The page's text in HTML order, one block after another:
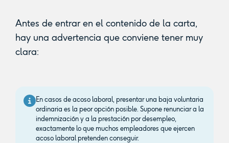
Antes de entrar en el contenido de la carta,
hay una advertencia que conviene tener muy
clara:
En casos de acoso laboral, presentar una baja voluntaria
ordinaria es la peor opción posible. Supone renunciar a la
indemnización y a la prestación por desempleo,
exactamente lo que muchos empleadores que ejercen
acoso laboral pretenden conseguir.